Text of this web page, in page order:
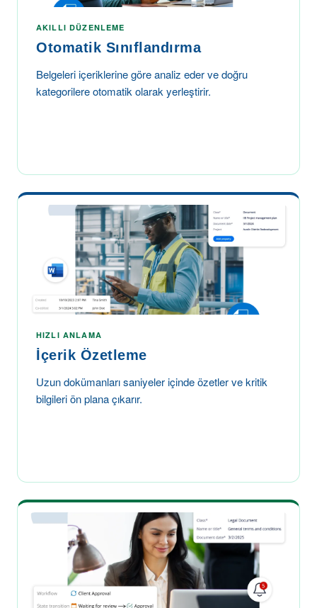
AKILLI DÜZENLEME
Otomatik Sınıflandırma
Belgeleri içeriklerine göre analiz eder ve doğru
kategorilere otomatik olarak yerleştirir.
HIZLI ANLAMA
İçerik Özetleme
Uzun dokümanları saniyeler içinde özetler ve kritik
bilgileri ön plana çıkarır.